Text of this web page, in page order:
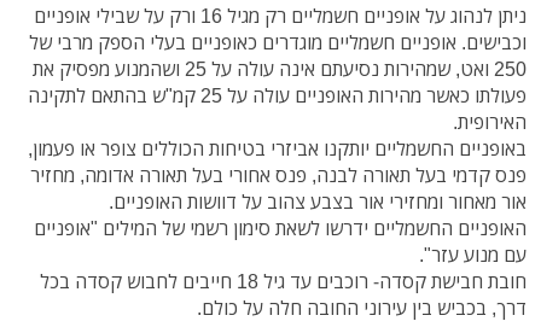
ניתן לנהוג על אופניים חשמליים רק מגיל 16 ורק על שבילי אופניים
וכבישים. אופניים חשמליים מוגדרים כאופניים בעלי הספק מרבי של
250 ואט, שמהירות נסיעתם אינה עולה על 25 ושהמנוע מפסיק את
פעולתו כאשר מהירות האופניים עולה על 25 קמ"ש בהתאם לתקינה
האירופית.
באופניים החשמליים יותקנו אביזרי בטיחות הכוללים צופר או פעמון,
פנס קדמי בעל תאורה לבנה, פנס אחורי בעל תאורה אדומה, מחזיר
אור מאחור ומחזירי אור בצבע צהוב על דוושות האופניים.
האופניים החשמליים ידרשו לשאת סימון רשמי של המילים "אופניים
עם מנוע עזר".
חובת חבישת קסדה- רוכבים עד גיל 18 חייבים לחבוש קסדה בכל
דרך, בכביש בין עירוני החובה חלה על כולם.